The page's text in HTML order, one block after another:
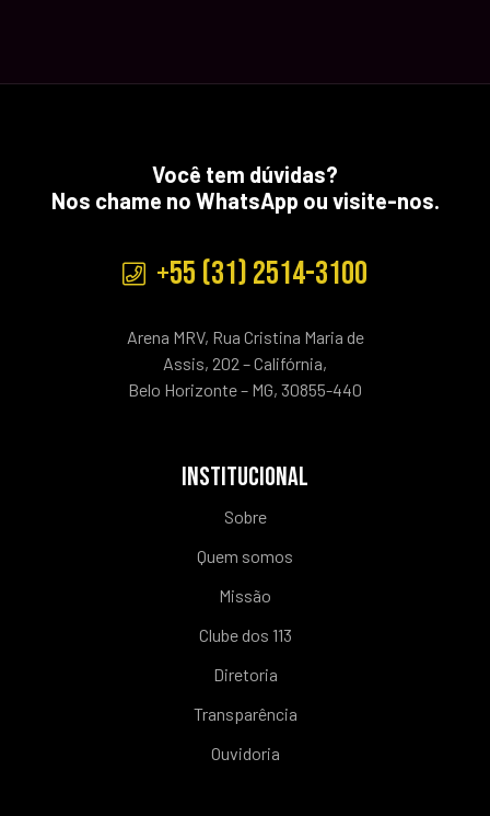
Você tem dúvidas?
Nos chame no WhatsApp ou visite-nos.
+55 (31) 2514-3100
Arena MRV, Rua Cristina Maria de
Assis, 202 – Califórnia,
Belo Horizonte – MG, 30855-440
INSTITUCIONAL
Sobre
Quem somos
Missão
Clube dos 113
Diretoria
Transparência
Ouvidoria